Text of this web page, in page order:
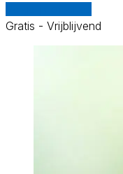
Gratis - Vrijblijvend